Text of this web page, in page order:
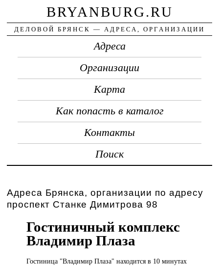
BRYANBURG.RU
ДЕЛОВОЙ БРЯНСК — АДРЕСА, ОРГАНИЗАЦИИ
Адреса
Организации
Карта
Как попасть в каталог
Контакты
Поиск
Адреса Брянска, организации по адресу
проспект Станке Димитрова 98
Гостиничный комплекс
Владимир Плаза
Гостиница "ВладимирПлаза" находится в 10 минутах